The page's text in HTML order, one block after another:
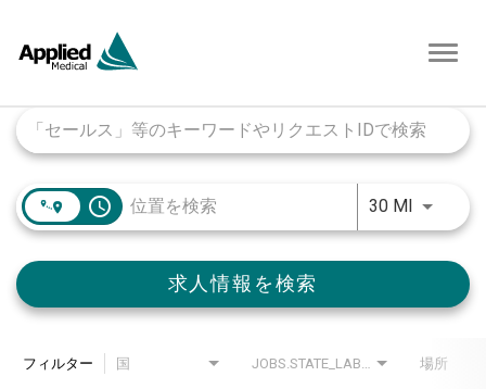
access_time 30 MI
求人情報を検索
フィルター 国 場所